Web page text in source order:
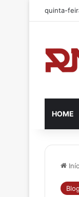
quinta-
HOME
Blog